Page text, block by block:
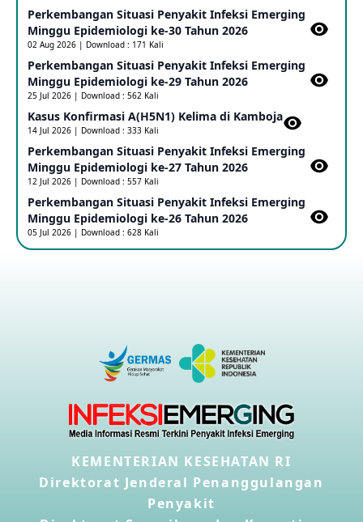
Update Informasi PHEIC Penyakit Ebola
23 May 2026
Penetapan Outbreak Penyakit Ebola di RD Kongo dan
Uganda Sebagai PHEIC
17 May 2026
Outbreak Penyakti Ebola di RD Kongo
16 May 2026
Kasus Konfirmasi A(H5NN6) di Cina
Penyakit virus Hanta di Kapal Pesiar Keberangkatan
Argentina
Penyakit Meningokokus di Vietnam
28 Apr 2026
Kasus Konfirmasi Avian Influenza A(H5N1) Keempat di
Perkembangan Situasi Penyakit Infeksi Emerging
Minggu Epidemiologi ke-30 Tahun 2026
02 Aug 2026 | Download : 171 Kali
Perkembangan Situasi Penyakit Infeksi Emerging
Minggu Epidemiologi ke-29 Tahun 2026
25 Jul 2026 | Download : 562 Kali
Kasus Konfirmasi A(H5N1) Kelima di Kamboja​
14 Jul 2026 | Download : 333 Kali
Perkembangan Situasi Penyakit Infeksi Emerging
Minggu Epidemiologi ke-27 Tahun 2026
12 Jul 2026 | Download : 557 Kali
Perkembangan Situasi Penyakit Infeksi Emerging
Minggu Epidemiologi ke-26 Tahun 2026
05 Jul 2026 | Download : 628 Kali
KEMENTERIAN KESEHATAN RI
Direktorat Jenderal Penanggulangan
Penyakit